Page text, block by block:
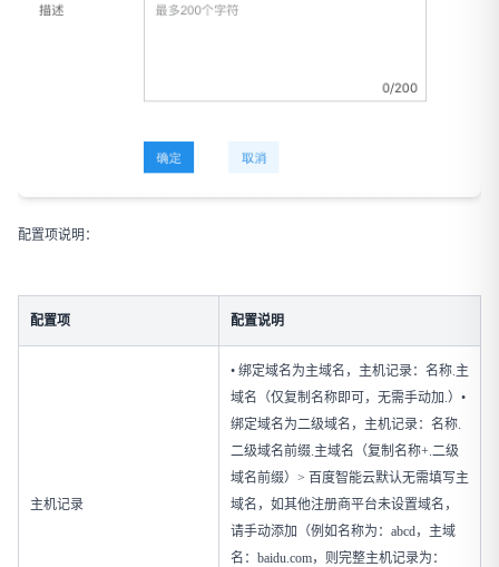
配置项说明：
配置项 配置说明
主机记录
• 绑定域名为主域名，主机记录：名称.主
域名（仅复制名称即可，无需手动加.）•
绑定域名为二级域名，主机记录：名称.
二级域名前缀.主域名（复制名称+.二级
域名前缀）> 百度智能云默认无需填写主
域名，如其他注册商平台未设置域名，
请手动添加（例如名称为：abcd，主域
名：baidu.com，则完整主机记录为：